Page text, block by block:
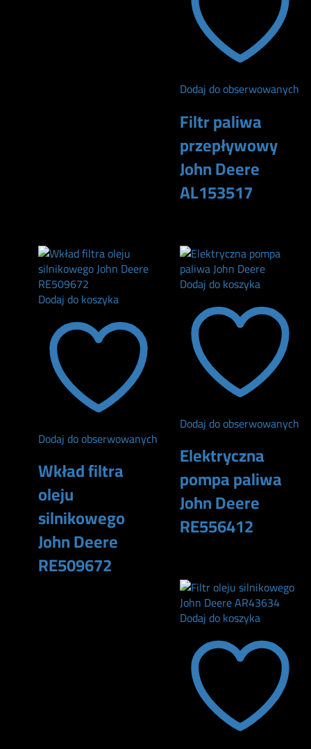
Dodaj do obserwowanych
Filtr paliwa
przepływowy
John Deere
AL153517
Dodaj do koszyka
Dodaj do obserwowanych
Wkład filtra
oleju
silnikowego
John Deere
RE509672
Dodaj do koszyka
Dodaj do obserwowanych
Elektryczna
pompa paliwa
John Deere
RE556412
Dodaj do koszyka